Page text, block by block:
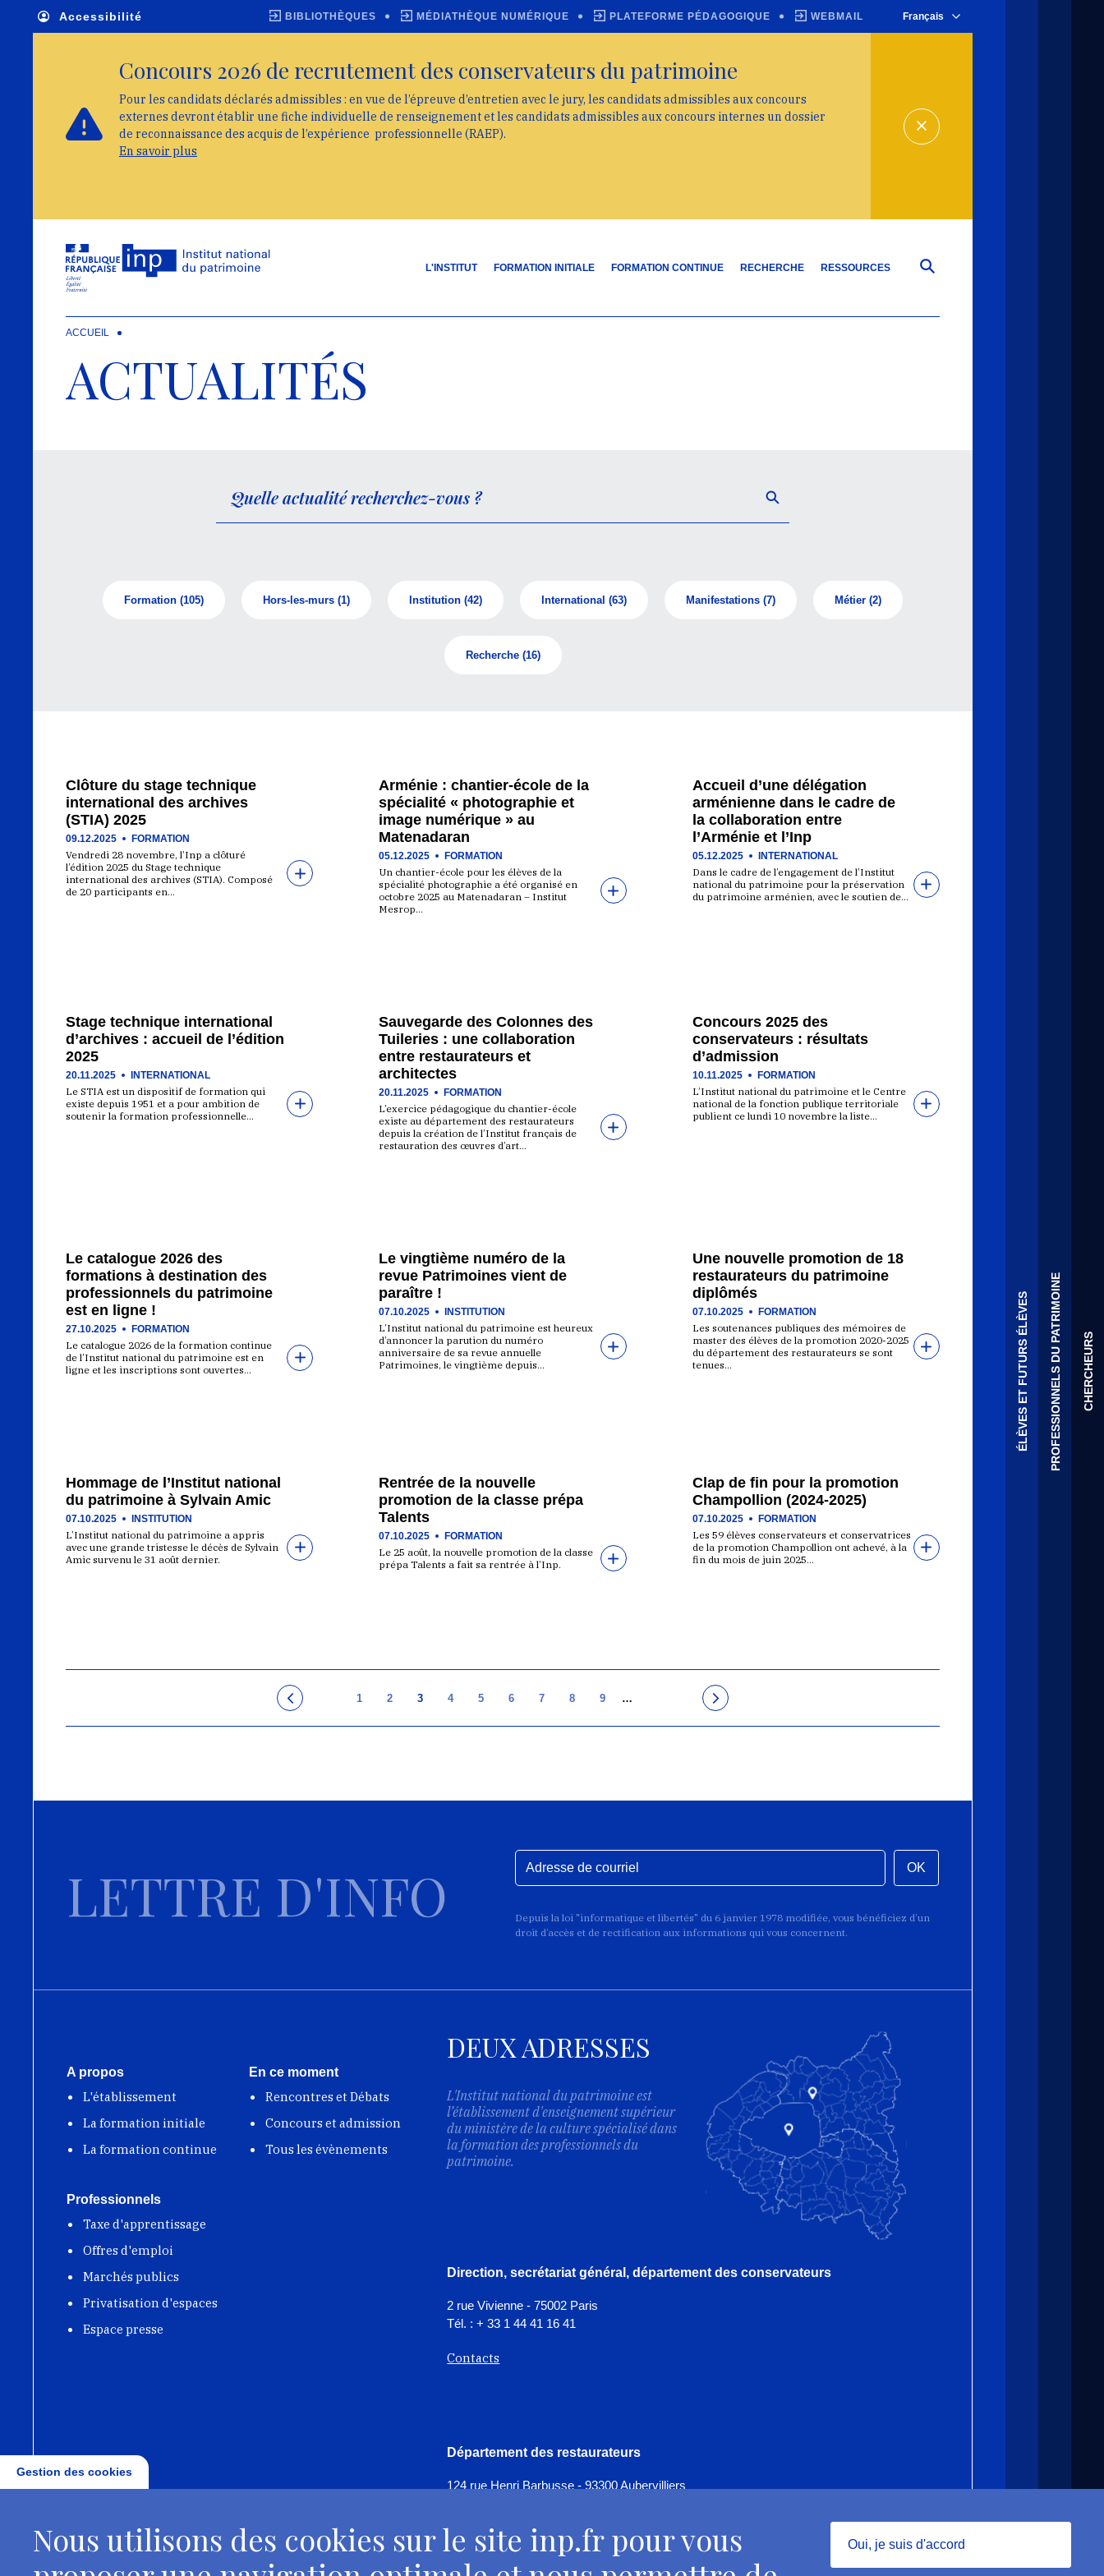
ÉLÈVES ET FUTURS ÉLÈVESPROFESSIONNELS DU PATRIMOINE CHERCHEURS
L'INSTITUT FORMATION INITIALE FORMATION CONTINUE RECHERCHE RESSOURCES
Accessibilité BIBLIOTHÈQUES MÉDIATHÈQUE NUMÉRIQUE PLATEFORME PÉDAGOGIQUE WEBMAIL Français
Concours 2026 de recrutement des conservateurs du patrimoine
Pour les candidats déclarés admissibles : en vue de l’épreuve d’entretien avec le jury, les candidats admissibles aux concours
externes devront établir une fiche individuelle de renseignement et les candidats admissibles aux concours internes un dossier
de reconnaissance des acquis de l’expérience professionnelle (RAEP).
En savoir plus
ACCUEIL
ACTUALITÉS
Formation (105) Hors-les-murs (1) Institution (42) International (63) Manifestations (7) Métier (2)
Recherche (16)
Clôture du stage technique
international des archives
(STIA) 2025
09.12.2025 FORMATION
Vendredi 28 novembre, l’Inp a clôturé
l’édition 2025 du Stage technique
international des archives (STIA). Composé
de 20 participants en…
Arménie : chantier-école de la
spécialité « photographie et
image numérique » au
Matenadaran
05.12.2025 FORMATION
Un chantier-école pour les élèves de la
spécialité photographie a été organisé en
octobre 2025 au Matenadaran – Institut
Mesrop…
Accueil d’une délégation
arménienne dans le cadre de
la collaboration entre
l’Arménie et l’Inp
05.12.2025 INTERNATIONAL
Dans le cadre de l’engagement de l’Institut
national du patrimoine pour la préservation
du patrimoine arménien, avec le soutien de…
Stage technique international
d’archives : accueil de l’édition
2025
20.11.2025 INTERNATIONAL
Le STIA est un dispositif de formation qui
existe depuis 1951 et a pour ambition de
soutenir la formation professionnelle…
Sauvegarde des Colonnes des
Tuileries : une collaboration
entre restaurateurs et
architectes
20.11.2025 FORMATION
L’exercice pédagogique du chantier-école
existe au département des restaurateurs
depuis la création de l’Institut français de
restauration des œuvres d’art…
Concours 2025 des
conservateurs : résultats
d’admission
10.11.2025 FORMATION
L’Institut national du patrimoine et le Centre
national de la fonction publique territoriale
publient ce lundi 10 novembre la liste…
Le catalogue 2026 des
formations à destination des
professionnels du patrimoine
est en ligne !
27.10.2025 FORMATION
Le catalogue 2026 de la formation continue
de l’Institut national du patrimoine est en
ligne et les inscriptions sont ouvertes…
Le vingtième numéro de la
revue Patrimoines vient de
paraître !
07.10.2025 INSTITUTION
L’Institut national du patrimoine est heureux
d’annoncer la parution du numéro
anniversaire de sa revue annuelle
Patrimoines, le vingtième depuis…
Une nouvelle promotion de 18
restaurateurs du patrimoine
diplômés
07.10.2025 FORMATION
Les soutenances publiques des mémoires de
master des élèves de la promotion 2020-2025
du département des restaurateurs se sont
tenues…
Hommage de l’Institut national
du patrimoine à Sylvain Amic
07.10.2025 INSTITUTION
L’Institut national du patrimoine a appris
avec une grande tristesse le décès de Sylvain
Amic survenu le 31 août dernier.
Rentrée de la nouvelle
promotion de la classe prépa
Talents
07.10.2025 FORMATION
Le 25 août, la nouvelle promotion de la classe
prépa Talents a fait sa rentrée à l’Inp.
Clap de fin pour la promotion
Champollion (2024-2025)
07.10.2025 FORMATION
Les 59 élèves conservateurs et conservatrices
de la promotion Champollion ont achevé, à la
fin du mois de juin 2025…
1 2 3 4 5 6 7 8 9 …
LETTRE D'INFO OK
Depuis la loi "informatique et libertés" du 6 janvier 1978 modifiée, vous bénéficiez d’un
droit d’accès et de rectification aux informations qui vous concernent.
A propos
L'établissement
La formation initiale
La formation continue
En ce moment
Rencontres et Débats
Concours et admission
Tous les évènements
Professionnels
Taxe d'apprentissage
Offres d'emploi
Marchés publics
Privatisation d'espaces
Espace presse
DEUX ADRESSES
L'Institut national du patrimoine est
l’établissement d'enseignement supérieur
du ministère de la culture spécialisé dans
la formation des professionnels du
patrimoine.
Direction, secrétariat général, département des conservateurs
2 rue Vivienne - 75002 Paris
Tél. : + 33 1 44 41 16 41
Contacts
Département des restaurateurs
124 rue Henri Barbusse - 93300 Aubervilliers
Contacts
Gestion des cookies
Nous utilisons des cookies sur le site inp.fr pour vous
Oui, je suis d'accord
Masquer